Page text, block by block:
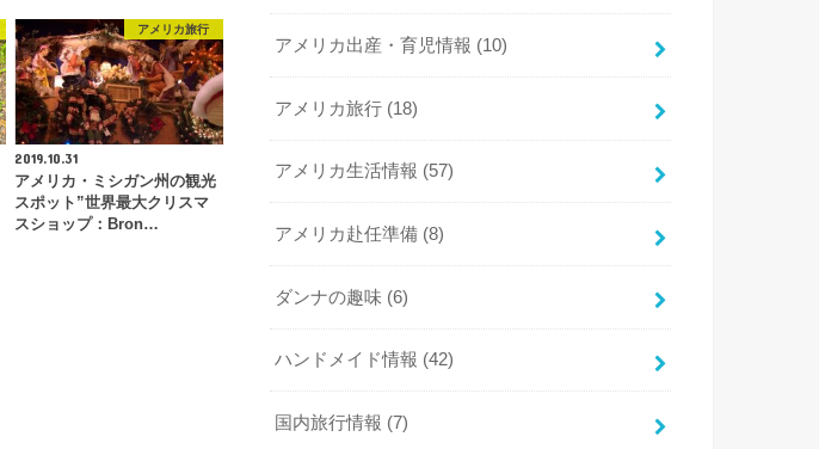
アメリカ旅行
2019.10.31
アメリカ・ミシガン州の観光
スポット”世界最大クリスマ
スショップ：Bron…
アメリカ出産・育児情報 (10)
アメリカ旅行 (18)
アメリカ生活情報 (57)
アメリカ赴任準備 (8)
ダンナの趣味 (6)
ハンドメイド情報 (42)
国内旅行情報 (7)